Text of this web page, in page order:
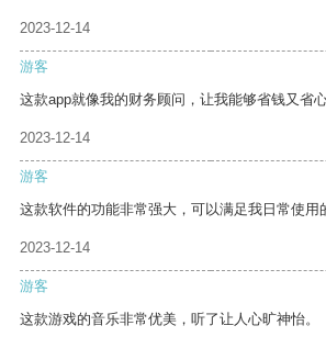
2023-12-14
游客
这款app就像我的财务顾问，让我能够省钱又省心
2023-12-14
游客
这款软件的功能非常强大，可以满足我日常使用
2023-12-14
游客
这款游戏的音乐非常优美，听了让人心旷神怡。